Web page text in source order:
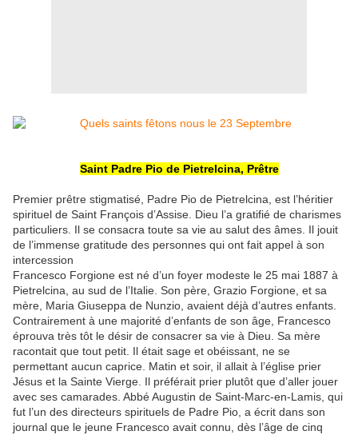
Saint Padre Pio de Pietrelcina, Prêtre
Premier prêtre stigmatisé, Padre Pio de Pietrelcina, est l’héritier
spirituel de Saint François d’Assise. Dieu l’a gratifié de charismes
particuliers. Il se consacra toute sa vie au salut des âmes. Il jouit
de l’immense gratitude des personnes qui ont fait appel à son
intercession
Francesco Forgione est né d’un foyer modeste le 25 mai 1887 à
Pietrelcina, au sud de l’Italie. Son père, Grazio Forgione, et sa
mère, Maria Giuseppa de Nunzio, avaient déjà d’autres enfants.
Contrairement à une majorité d’enfants de son âge, Francesco
éprouva très tôt le désir de consacrer sa vie à Dieu. Sa mère
racontait que tout petit. Il était sage et obéissant, ne se
permettant aucun caprice. Matin et soir, il allait à l’église prier
Jésus et la Sainte Vierge. Il préférait prier plutôt que d’aller jouer
avec ses camarades. Abbé Augustin de Saint-Marc-en-Lamis, qui
fut l’un des directeurs spirituels de Padre Pio, a écrit dans son
journal que le jeune Francesco avait connu, dès l’âge de cinq